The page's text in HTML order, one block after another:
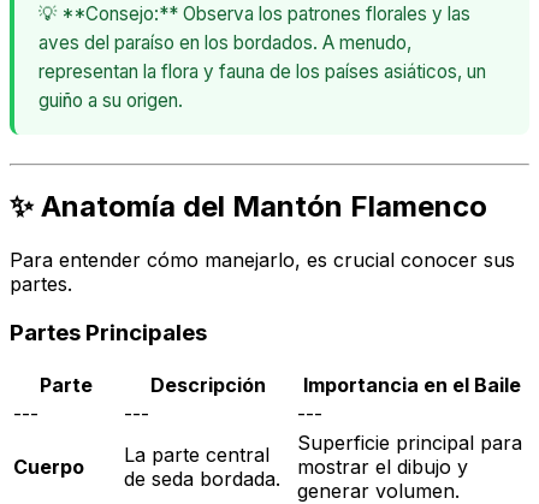
💡 **Consejo:** Observa los patrones florales y las
aves del paraíso en los bordados. A menudo,
representan la flora y fauna de los países asiáticos, un
guiño a su origen.
✨ Anatomía del Mantón Flamenco
Para entender cómo manejarlo, es crucial conocer sus
partes.
Partes Principales
Parte Descripción
Importancia en el Baile
---
--- ---
Cuerpo
La parte central
de seda bordada.
Superficie principal para
mostrar el dibujo y
generar volumen.